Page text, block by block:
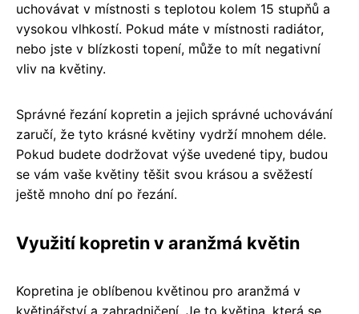
uchovávat v místnosti s teplotou kolem 15 stupňů a
vysokou vlhkostí. Pokud máte v místnosti radiátor,
nebo jste v blízkosti topení, může to mít negativní
vliv na květiny.
Správné řezání kopretin a jejich správné uchovávání
zaručí, že tyto krásné květiny vydrží mnohem déle.
Pokud budete dodržovat výše uvedené tipy, budou
se vám vaše květiny těšit svou krásou a svěžestí
ještě mnoho dní po řezání.
Využití kopretin v aranžmá květin
Kopretina je oblíbenou květinou pro aranžmá v
květinářství a zahradničení. Je to květina, která se